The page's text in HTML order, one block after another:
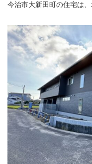
今治市大新田町の住宅は